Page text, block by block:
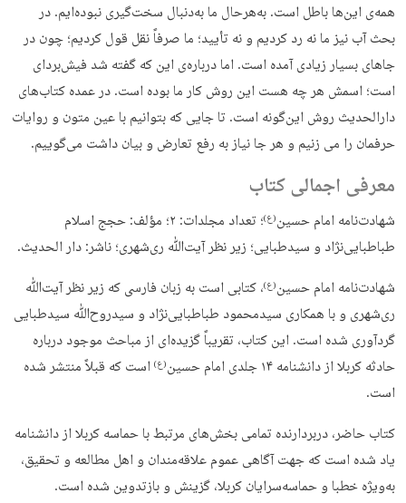
همه‌ی این‌ها باطل است. به‌هرحال ما به‌دنبال سخت‌گیری نبوده‌ایم. در
بحث آب نیز ما نه رد کردیم و نه تأیید؛ ما صرفاً نقل قول کردیم؛ چون در
جاهای بسیار زیادی آمده است. اما درباره‌ی این‌ که گفته شد فیش‌بردای
است؛ اسمش هر چه هست این روش کار ما بوده است. در عمده کتاب‌های
دارالحدیث روش این‌گونه است. تا جایی که بتوانیم با عین متون و روایات
حرفمان را می زنیم و هر جا نیاز به رفع تعارض و بیان داشت می‌گوییم.
معرفی اجمالی کتاب
شهادت‌نامه امام حسین(ع)
؛ تعداد مجلدات: ۲؛ مؤلف: حجج اسلام
طباطبایی‌نژاد و سیدطبایی؛ زیر نظر آیت‌ﷲ ری‌شهری؛ ناشر: دار الحدیث.
شهادت‌‏نامه امام حسین(ع)، کتابى است به زبان فارسی که زیر نظر آیت‌ﷲ
ری‌شهری و با همکاری سیدمحمود طباطبایی‌نژاد و سیدروح‌ﷲ سیدطبایی
گردآوری شده است. این کتاب، تقریباً گزیده‌ای از مباحث موجود درباره
حادثه کربلا از دانشنامه ۱۴ جلدی امام حسین
(ع) است که قبلاً منتشر شده
است.
كتاب حاضر، دربردارنده تمامى بخش‌‏هاى مرتبط با حماسه كربلا از دانش‏نامه
ياد شده است‏ كه جهت آگاهى عموم علاقه‌‏مندان و اهل مطالعه و تحقيق،
به‌ويژه خطبا و حماسه‏‌سرايان كربلا، گزينش و بازتدوين شده است.